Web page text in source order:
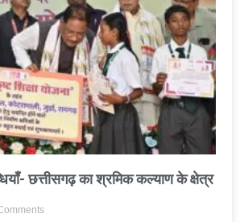
छत्तीसगढ़ का श्रमिक कल्याण के क्षेत्र